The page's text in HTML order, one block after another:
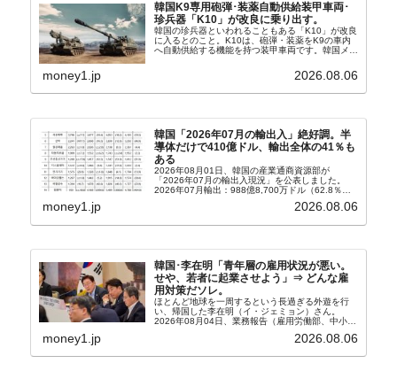
韓国K9専用砲弾･装薬自動供給装甲車両･
珍兵器「K10」が改良に乗り出す。
韓国の珍兵器といわれることもある「K10」が改良
に入るとのこと。K10は、砲弾・装薬をK9の車内
へ自動供給する機能を持つ装甲車両です。韓国メデ
から以下に一部を引きます。2005年に初めて...
money1.jp 2026.08.06
韓国「2026年07月の輸出入」絶好調。半
導体だけで410億ドル、輸出全体の41％も
ある
2026年08月01日、韓国の産業通商資源部が
「2026年07月の輸出入現況」を公表しました。
2026年07月輸出：988億8,700万ドル（62.8％）
money1.jp 2026.08.06
韓国･李在明「青年層の雇用状況が悪い。
せや、若者に起業させよう」⇒ どんな雇
用対策だソレ。
ほとんど地球を一周するという長過ぎる外遊を行
い、帰国した李在明（イ・ジェミョン）さん。
2026年08月04日、業務報告（雇用労働部、中小ベ
上、韓国大統領に成りおおせた李在明（イ・ジェミ
money1.jp 2026.08.06